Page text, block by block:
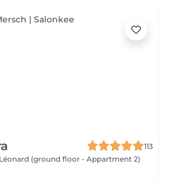
113
(ground floor - Appartment 2)